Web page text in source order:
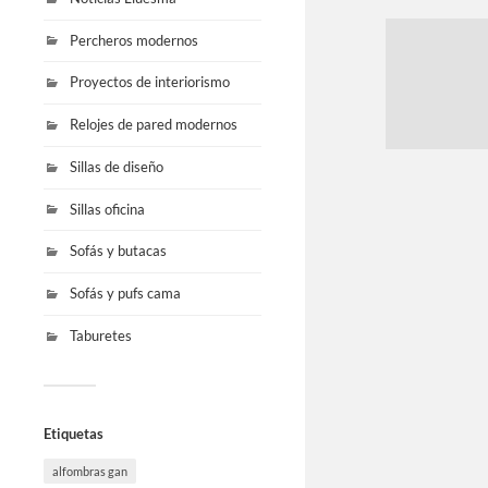
Percheros modernos
Proyectos de interiorismo
Relojes de pared modernos
Sillas de diseño
Sillas oficina
Sofás y butacas
Sofás y pufs cama
Taburetes
Etiquetas
alfombras gan